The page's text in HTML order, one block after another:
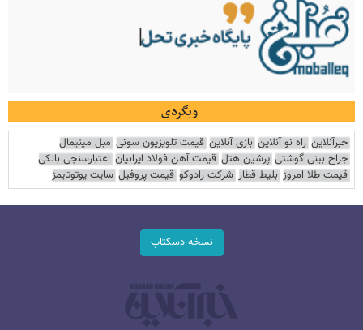
وبگردی
خبرآنلاین راه نو آنلاین بازی آنلاین قیمت تلویزیون سونی مبل مینیمال
جراح بینی گوشتی پرشین هتل قیمت آهن فولاد ایرانیان اعتبارسنجی بانکی
قیمت طلا امروز بلیط قطار شرکت رادوکو قیمت پروفیل سایت یوتوتایمز
نسخه دسکتاپ